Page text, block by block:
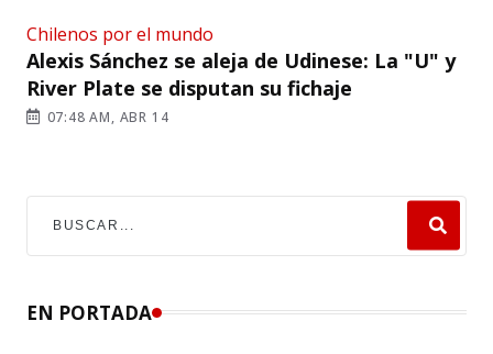
Chilenos por el mundo
Alexis Sánchez se aleja de Udinese: La "U" y
River Plate se disputan su fichaje
07:48 AM, ABR 14
EN PORTADA